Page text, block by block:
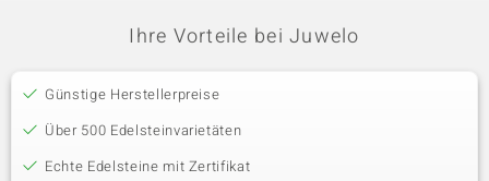
Ihre Vorteile bei Juwelo
Günstige Herstellerpreise
Über 500 Edelsteinvarietäten
Echte Edelsteine mit Zertifikat